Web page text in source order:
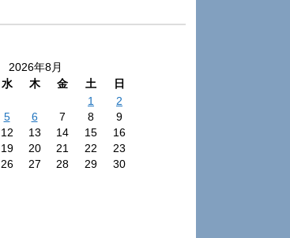
2026年8月
水 木 金 土
日
1
2
5 6 7 8
9
12 13 14 15
16
19 20 21 22
23
26 27 28 29
30